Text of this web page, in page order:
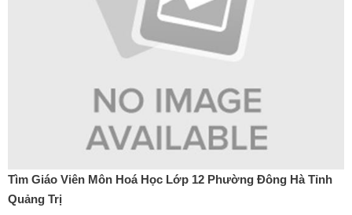
Tìm Giáo Viên Môn Hoá Học Lớp 12 Phường Đông Hà Tỉnh
Quảng Trị